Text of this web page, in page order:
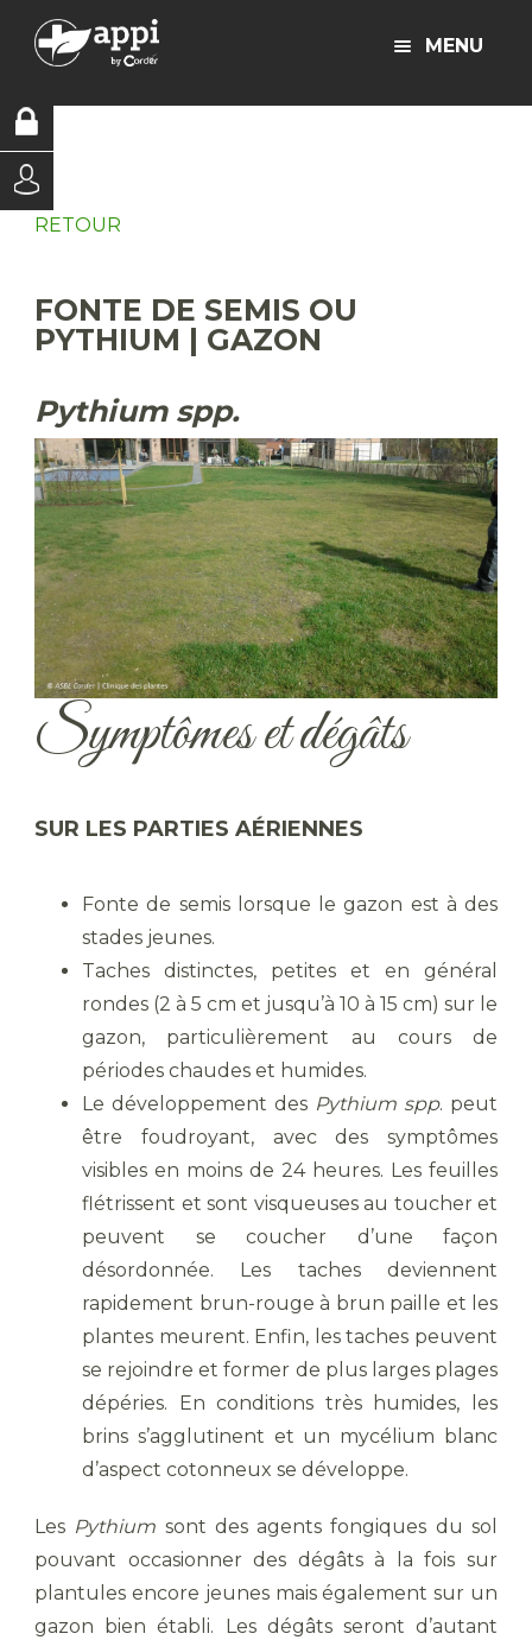
MENU
RETOUR
FONTE DE SEMIS OU
PYTHIUM | GAZON
Pythium spp.
Symptômes et dégâts
SUR LES PARTIES AÉRIENNES
Fonte de semis lorsque le gazon est à des
stades jeunes.
Taches distinctes, petites et en général
rondes (2 à 5 cm et jusqu’à 10 à 15 cm) sur le
gazon, particulièrement au cours de
périodes chaudes et humides.
Le développement des Pythium spp. peut
être foudroyant, avec des symptômes
visibles en moins de 24 heures. Les feuilles
flétrissent et sont visqueuses au toucher et
peuvent se coucher d’une façon
désordonnée. Les taches deviennent
rapidement brun-rouge à brun paille et les
plantes meurent. Enfin, les taches peuvent
se rejoindre et former de plus larges plages
dépéries. En conditions très humides, les
brins s’agglutinent et un mycélium blanc
d’aspect cotonneux se développe.
Les Pythium sont des agents fongiques du sol
pouvant occasionner des dégâts à la fois sur
plantules encore jeunes mais également sur un
gazon bien établi. Les dégâts seront d’autant